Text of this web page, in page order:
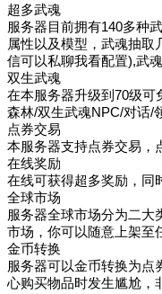
超多武魂
服务器目前拥有140多种
属性以及模型，武魂抽
信可以私聊我看配置),武
双生武魂
在本服务器升级到70级可
森林/双生武魂NPC/对话
点券交易
本服务器支持点券交易，
在线奖励
在线可获得超多奖励，同
全球市场
服务器全球市场分为二大
市场，你可以随意上架
金币转换
服务器可以金币转换为点
心购买物品时发生尴尬，